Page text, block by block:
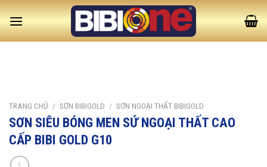
Skip
content
TRANG CHỦ / SƠN BIBIGOLD / SƠN NGOẠI THẤT BIBIGOLD
SƠN SIÊU BÓNG MEN SỨ NGOẠI THẤT CAO
CẤP BIBI GOLD G10